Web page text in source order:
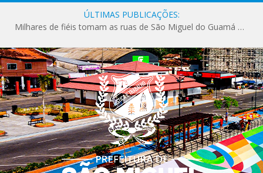
ÚLTIMAS PUBLICAÇÕES:
Milhares de fiéis tomam as ruas de São Miguel do Guamá em uma grande celebração de fé na Marcha para Jesus 2026.